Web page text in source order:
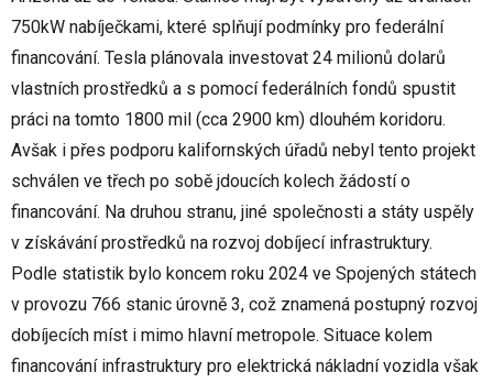
750kW nabíječkami, které splňují podmínky pro federální
financování. Tesla plánovala investovat 24 milionů dolarů
vlastních prostředků a s pomocí federálních fondů spustit
práci na tomto 1800 mil (cca 2900 km) dlouhém koridoru.
Avšak i přes podporu kalifornských úřadů nebyl tento projekt
schválen ve třech po sobě jdoucích kolech žádostí o
financování. Na druhou stranu, jiné společnosti a státy uspěly
v získávání prostředků na rozvoj dobíjecí infrastruktury.
Podle statistik bylo koncem roku 2024 ve Spojených státech
v provozu 766 stanic úrovně 3, což znamená postupný rozvoj
dobíjecích míst i mimo hlavní metropole. Situace kolem
financování infrastruktury pro elektrická nákladní vozidla však